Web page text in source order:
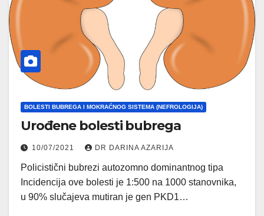
BOLESTI BUBREGA I MOKRAĆNOG SISTEMA (NEFROLOGIJA)
Urođene bolesti bubrega
10/07/2021 DR DARINA AZARIJA
Policistični bubrezi autozomno dominantnog tipa
Incidencija ove bolesti je 1:500 na 1000 stanovnika,
u 90% slučajeva mutiran je gen PKD1…